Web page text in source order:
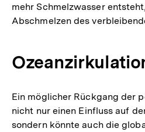
mehr Schmelzwasser
Abschmelzen des
Ein möglicher Rückgang der
nicht nur einen Einfluss auf
sondern könnte auch die